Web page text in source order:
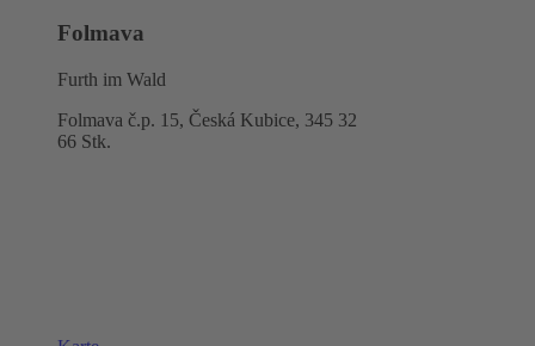
Folmava
Furth im Wald
Folmava č.p. 15, Česká Kubice, 345 32
66 Stk.